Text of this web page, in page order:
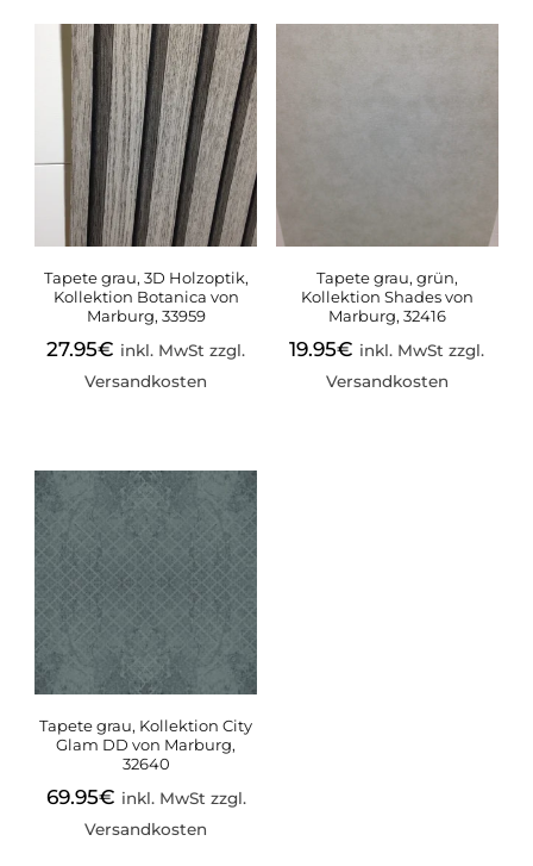
Tapete grau, 3D Holzoptik,
Kollektion Botanica von
Marburg, 33959
27.95€ inkl. MwSt zzgl.
Versandkosten
Tapete grau, grün,
Kollektion Shades von
Marburg, 32416
19.95€ inkl. MwSt zzgl.
Versandkosten
Tapete grau, Kollektion City
Glam DD von Marburg,
32640
69.95€ inkl. MwSt zzgl.
Versandkosten